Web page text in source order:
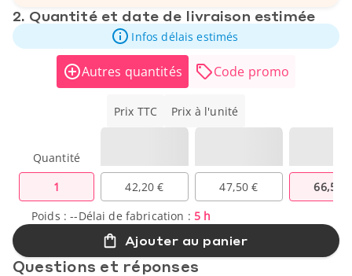
2. Quantité et date de livraison estimée
Infos délais estimés
Autres quantités Code promo
Prix TTC Prix à l'unité
Quantité
1
42,20 € 47,50 €
66,50 €
Poids :--Délai de fabrication : 5 h
Ajouter au panier
Questions et réponses